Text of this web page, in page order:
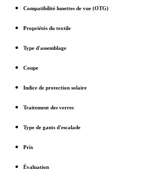
Compatibilité lunettes de vue (OTG)
Propriétés du textile
Type d'assemblage
Coupe
Indice de protection solaire
Traitement des verres
Type de gants d'escalade
Prix
Évaluation